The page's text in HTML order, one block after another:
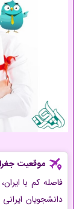
موقعیت
فاصله کم با
دانشجویان